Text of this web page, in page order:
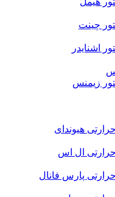
چینت
اشنایدر
زیمنس
هیوندای
حرارتی ال اس
پارس فانال